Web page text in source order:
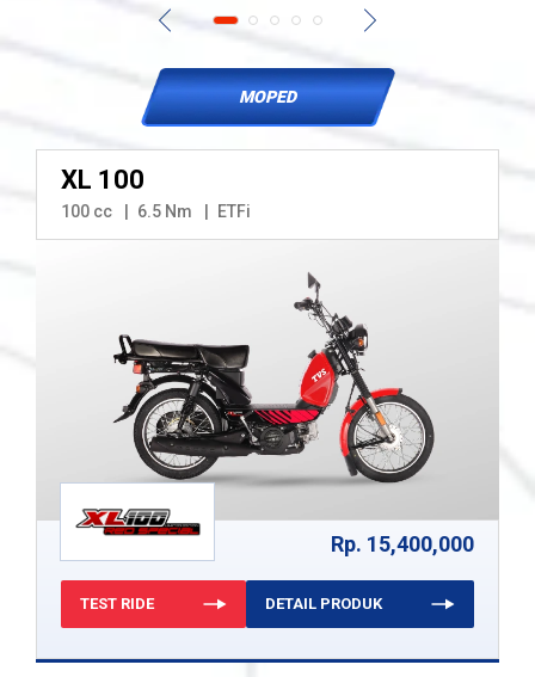
MOPED
XL 100
100 cc 6.5 Nm ETFi
Rp. 15,400,000
TEST RIDE DETAIL PRODUK